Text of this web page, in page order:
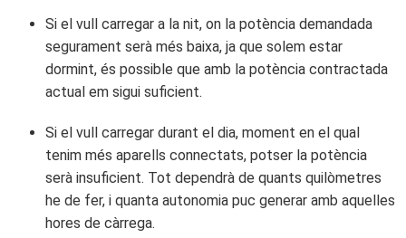
Si el vull carregar a la nit, on la potència demandada
segurament serà més baixa, ja que solem estar
dormint, és possible que amb la potència contractada
actual em sigui suficient.
Si el vull carregar durant el dia, moment en el qual
tenim més aparells connectats, potser la potència
serà insuficient. Tot dependrà de quants quilòmetres
he de fer, i quanta autonomia puc generar amb aquelles
hores de càrrega.